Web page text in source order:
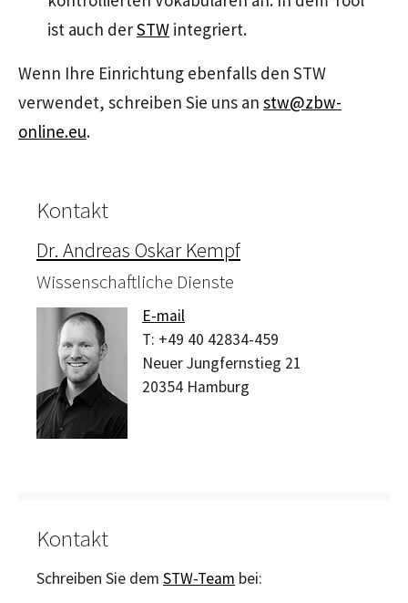
ist auch derSTW integriert.
Wenn Ihre Einrichtung ebenfalls den STW
verwendet, schreiben Sie uns an stw@zbw-
online.eu.
Kontakt
Dr. Andreas Oskar Kempf
Wissenschaftliche Dienste
E-mail
T: +49 40 42834-459
Neuer Jungfernstieg 21
20354 Hamburg
Kontakt
Schreiben Sie dem STW-Team bei: